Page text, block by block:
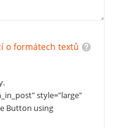
o formátech textů
style="large"
Button using